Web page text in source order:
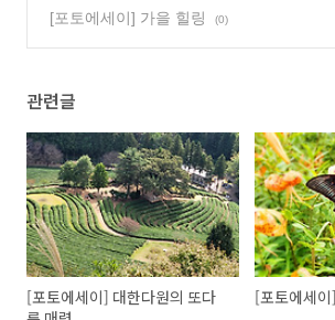
[포토에세이] 가을 힐링 (0)
관련글
[포토에세이] 대한다원의 또다
[포토에세